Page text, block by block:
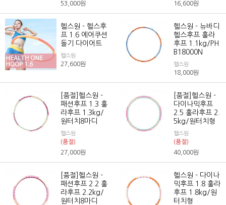
53,000원 16,600원
헬스원 - 헬스후
프 1.6 에어쿠션
돌기 다이어트
헬스원
27,600원
헬스원 - 뉴바디
헬스후프 훌라
후프 1.1kg/PH
B18000N
헬스원
18,000원
[품절]헬스원 -
패션후프 1.3 훌
라후프 1.3kg/
원터치8마디
헬스원
(품절)
27,000원
[품절]헬스원 -
다이나믹후프
2.5 훌라후프 2.
5kg/원터치형
헬스원
(품절)
40,000원
[품절]헬스원 -
패션후프 2.2 훌
라후프 2.2kg/
원터치8마디
헬스원 - 다이나
믹후프 1.8 훌라
후프 1.8kg/원
터치형